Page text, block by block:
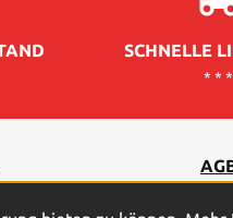
SCHNELLE
* * *